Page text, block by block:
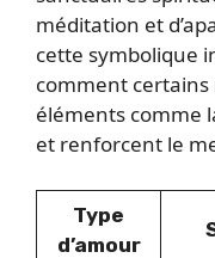
méditation et
cette symbolique
comment certains
éléments comme
et renforcent le
Type
d’amour